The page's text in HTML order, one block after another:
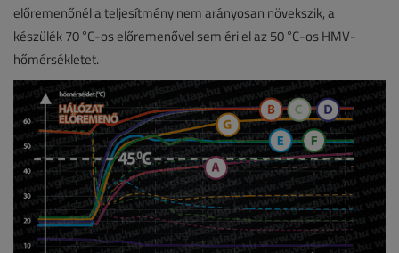
előremenőnél a teljesítmény nem arányosan növekszik, a
készülék 70 °C-os előremenővel sem éri el az 50 °C-os HMV-
hőmérsékletet.